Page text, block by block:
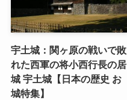
宇土城：関ヶ原の戦いで敗
れた西軍の将小西行長の居
城 宇土城【日本の歴史 お
城特集】